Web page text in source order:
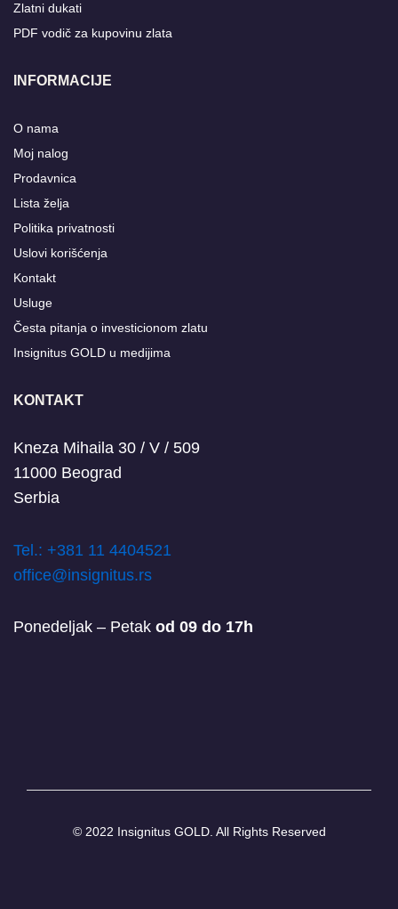
Zlatni dukati
PDF vodič za kupovinu zlata
INFORMACIJE
O nama
Moj nalog
Prodavnica
Lista želja
Politika privatnosti
Uslovi korišćenja
Kontakt
Usluge
Česta pitanja o investicionom zlatu
Insignitus GOLD u medijima
KONTAKT
Kneza Mihaila 30 / V / 509
11000 Beograd
Serbia
Tel.: +381 11 4404521
office@insignitus.rs
Ponedeljak – Petak od 09 do 17h
© 2022 Insignitus GOLD. All Rights Reserved